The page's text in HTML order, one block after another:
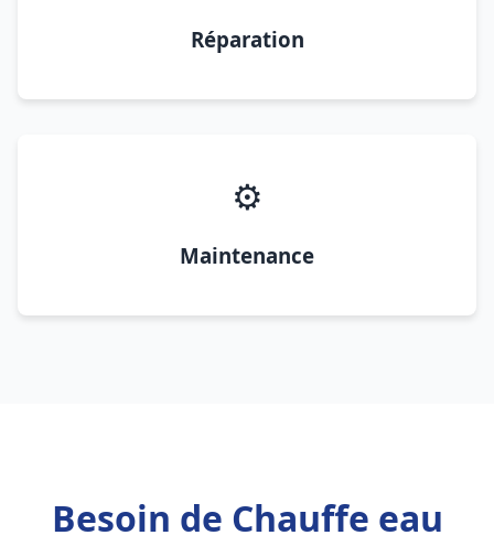
Réparation
⚙️
Maintenance
Besoin de Chauffe eau